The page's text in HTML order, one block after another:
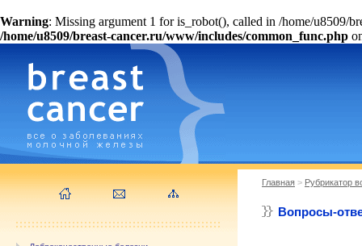
Warning: Missing argument 1 for is_robot(), called in /home/u8509/
/home/u8509/breast-cancer.ru/www/includes/common_func.php
Главная > Рубрикатор
Вопросы-